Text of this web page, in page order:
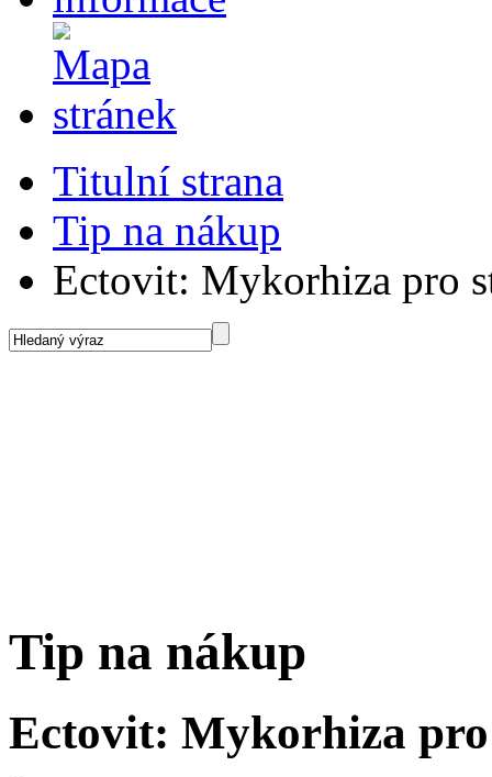
Titulní strana
Tip na nákup
Ectovit: Mykorhiza pro
Tip na nákup
Ectovit: Mykorhiza